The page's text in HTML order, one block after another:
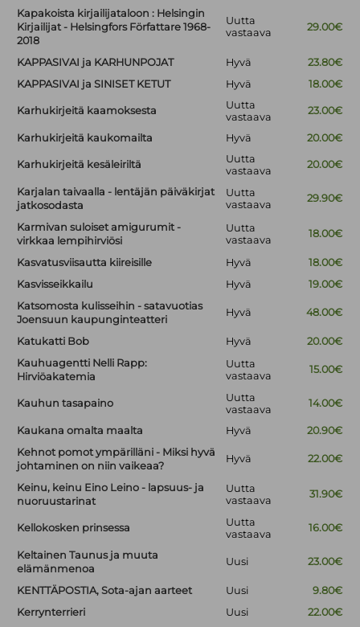
Kapakoista kirjailijataloon : Helsingin
Kirjailijat - Helsingfors Författare 1968-
2018
Uutta
vastaava
29.00€
KAPPASIVAI ja KARHUNPOJAT Hyvä
23.80€
KAPPASIVAI ja SINISET KETUT
Hyvä 18.00€
Karhukirjeitä kaamoksesta
Uutta
vastaava
23.00€
Karhukirjeitä kaukomailta Hyvä 20.00€
Karhukirjeitä kesäleiriltä
Uutta
vastaava
20.00€
Karjalan taivaalla - lentäjän päiväkirjat
jatkosodasta
Uutta
vastaava
29.90€
Karmivan suloiset amigurumit -
virkkaa lempihirviösi
Uutta
vastaava
18.00€
Kasvatusviisautta kiireisille Hyvä
18.00€
Kasvisseikkailu
Hyvä
19.00€
Katsomosta kulisseihin - satavuotias
Joensuun kaupunginteatteri
Hyvä 48.00€
Katukatti Bob Hyvä
20.00€
Kauhuagentti Nelli Rapp:
Hirviöakatemia
Uutta
vastaava
15.00€
Kauhun tasapaino
Uutta
vastaava
14.00€
Kaukana omalta maalta Hyvä
20.90€
Kehnot pomot ympärilläni - Miksi hyvä
johtaminen on niin vaikeaa?
Hyvä 22.00€
Keinu, keinu Eino Leino - lapsuus- ja
nuoruustarinat
Uutta
vastaava
31.90€
Kellokosken prinsessa
Uutta
vastaava
16.00€
Keltainen Taunus ja muuta
elämänmenoa
Uusi 23.00€
KENTTÄPOSTIA, Sota-ajan aarteet Uusi
9.80€
Kerrynterrieri
Uusi
22.00€